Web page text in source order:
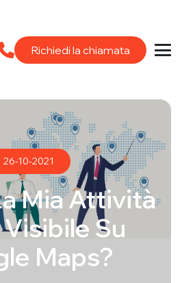
Richiedi la chiamata
26-10-2021
Mia Attività
Visibile Su
Maps?